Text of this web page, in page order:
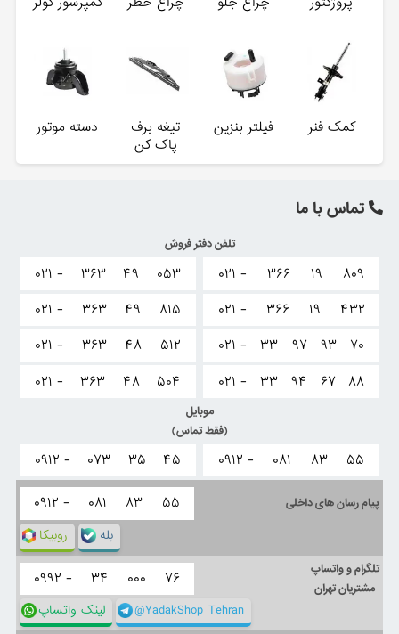
کمک فنر فیلتر بنزین
تیغه برف
پاک کن
دسته موتور
تماس با ما
تلفن دفتر فروش
۰۲۱ - ۳۶۶ ۱۹
۸۰۹
۰۲۱ -
۳۶۶ ۱۹
۴۳۲
۰۲۱ -
۳۳ ۹۷ ۹۳
۷۰
۰۲۱ -
۳۳ ۹۴ ۶۷ ۸۸
۰۲۱ - ۳۶۳ ۴۹
۰۵۳
۰۲۱ -
۳۶۳ ۴۹
۸۱۵
۰۲۱ -
۳۶۳ ۴۸
۵۱۲
۰۲۱ -
۳۶۳ ۴۸ ۵۰۴
موبایل
(فقط تماس)
۰۹۱۲ - ۰۸۱ ۸۳ ۵۵ ۰۹۱۲ - ۰۷۳ ۳۵ ۴۵
پیام رسان های داخلی ۰۹۱۲ - ۰۸۱ ۸۳ ۵۵
روبیکا بله
تلگرام و واتساپ
مشتریان تهران
۰۹۹۲ - ۳۴ ۰۰۰ ۷۶
لینک واتساپ @YadakShop_Tehran